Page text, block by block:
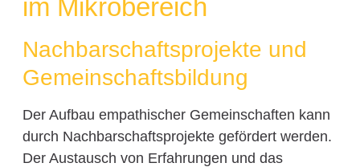
im Mikrobereich
Nachbarschaftsprojekte und
Gemeinschaftsbildung
Der Aufbau empathischer Gemeinschaften kann
durch Nachbarschaftsprojekte gefördert werden.
Der Austausch von Erfahrungen und das